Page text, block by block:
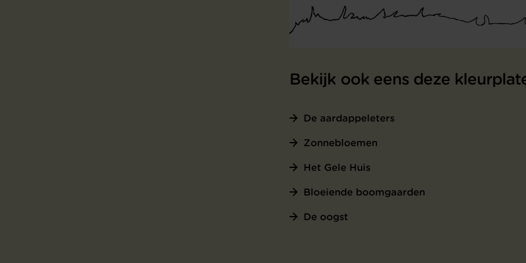
Bekijk ook eens deze
De aardappeleters
Zonnebloemen
Het Gele Huis
Bloeiende boomgaarden
De oogst